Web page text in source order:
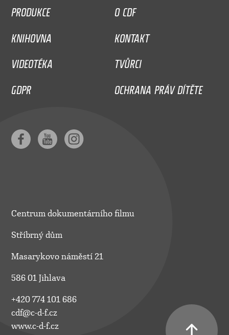
PRODUKCE
O CDF
KNIHOVNA
KONTAKT
VIDEOTÉKA
TVŮRCI
GDPR
OCHRANA PRÁV DÍTĚTE
Centrum dokumentárního filmu
Stříbrný dům
Masarykovo náměstí 21
586 01 Jihlava
+420 774 101 686
cdf@c-d-f.cz
www.c-d-f.cz